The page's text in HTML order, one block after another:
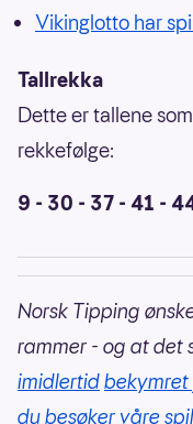
Vikinglotto har
Tallrekka
Dette er tallene
rekkefølge:
9 - 30 - 37 - 41 -
Norsk Tipping
rammer - og at det
imidlertidbekymret
du besøker våre